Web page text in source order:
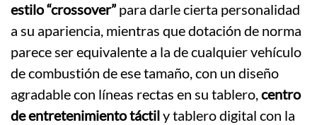
estilo “crossover” para darle cierta personalidad
a su apariencia, mientras que dotación de norma
parece ser equivalente a la de cualquier vehículo
de combustión de ese tamaño, con un diseño
agradable con líneas rectas en su tablero,centro
de entretenimiento táctily tablero digital con la